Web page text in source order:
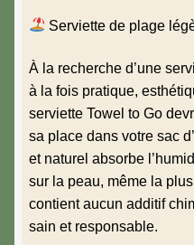
Serviette de plage
À la recherche d’une
à la fois pratique,
serviette Towel to Go
sa place dans votre sac
et naturel absorbe
sur la peau, même la
contient aucun additif
sain et responsable.